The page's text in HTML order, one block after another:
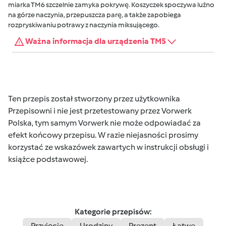
miarka TM6 szczelnie zamyka pokrywę. Koszyczek spoczywa luźno
na górze naczynia, przepuszcza parę, a także zapobiega
rozpryskiwaniu potrawy z naczynia miksującego.
Ważna informacja dla urządzenia TM5
Ten przepis został stworzony przez użytkownika
Przepisowni i nie jest przetestowany przez Vorwerk
Polska, tym samym Vorwerk nie może odpowiadać za
efekt końcowy przepisu. W razie niejasności prosimy
korzystać ze wskazówek zawartych w instrukcji obsługi i
książce podstawowej.
Kategorie przepisów: